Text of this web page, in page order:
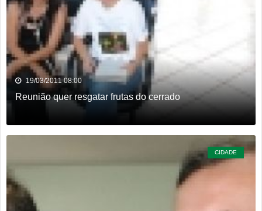
19/03/2011 08:00
Reunião quer resgatar frutas do cerrado
CIDADE